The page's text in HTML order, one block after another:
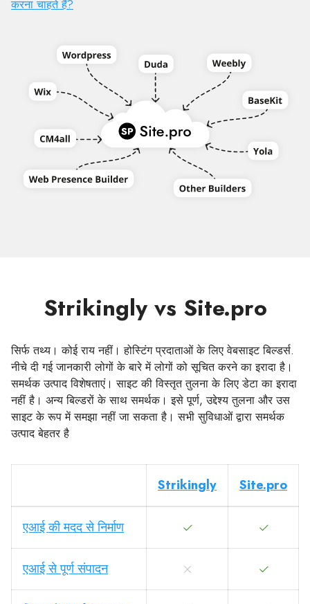
करना चाहते हैं?
Strikingly vs Site.pro
सिर्फ तथ्य। कोई राय नहीं। होस्टिंग प्रदाताओं के लिए वेबसाइट बिल्डर्स.
नीचे दी गई जानकारी लोगों के बारे में लोगों को सूचित करने का इरादा है।
समर्थक उत्पाद विशेषताएं। साइट की विस्तृत तुलना के लिए डेटा का इरादा
नहीं है। अन्य बिल्डरों के साथ समर्थक। इसे पूर्ण, उद्देश्य तुलना और उस
साइट के रूप में समझा नहीं जा सकता है। सभी सुविधाओं द्वारा समर्थक
उत्पाद बेहतर है
Strikingly Site.pro
एआई की मदद से निर्माण
एआई से पूर्ण संपादन